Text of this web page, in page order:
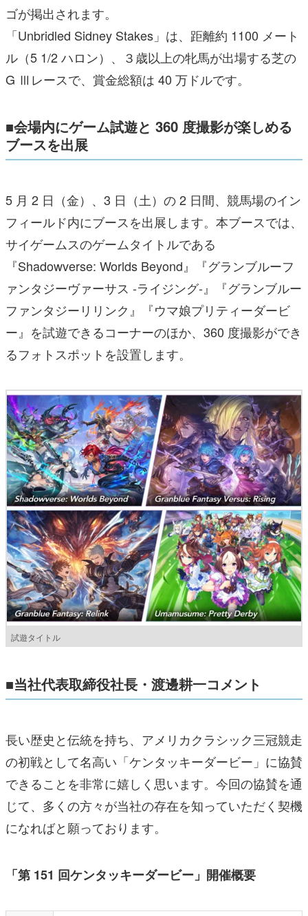
ゴが掲出されます。
「Unbridled Sidney Stakes」は、距離約 1100 メート
ル（5 1/2 ハロン）、３歳以上の牝馬が出場する芝の
G Ⅲレースで、賞金総額は 40 万ドルです。
■会場内にゲーム試遊と 360 度撮影が楽しめる
ブースを出展
5 月 2 日（金）、3 日（土）の 2 日間、競馬場のイン
フィールド内にブースを出展します。本ブースでは、
サイゲームスのゲームタイトルである
『Shadowverse: Worlds Beyond』『グランブルーフ
ァンタジーヴァーサス -ライジング-』『グランブルー
ファンタジーリリンク』『ウマ娘プリティーダービ
ー』を試遊できるコーナーのほか、360 度撮影ができ
るフォトスポットを設置します。
試遊タイトル
■当社代表取締役社長・渡邊耕一コメント
長い歴史と伝統を持ち、アメリカクラシック三冠競走
の初戦として名高い「ケンタッキーダービー」に協賛
できることを非常に嬉しく思います。今回の協賛を通
じて、多くの方々が当社の存在を知っていただく契機
になればと願っております。
「第 151 回ケンタッキーダービー」開催概要